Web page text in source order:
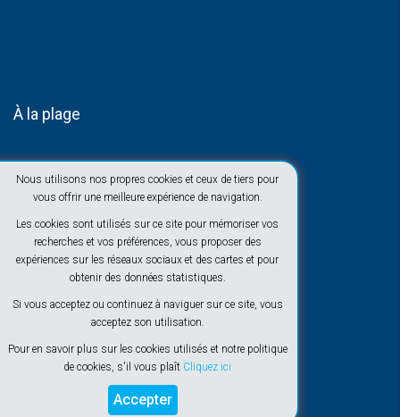
Nous utilisons nos propres cookies et ceux de tiers pour
vous offrir une meilleure expérience de navigation.
Les cookies sont utilisés sur ce site pour mémoriser vos
recherches et vos préférences, vous proposer des
expériences sur les réseaux sociaux et des cartes et pour
obtenir des données statistiques.
Si vous acceptez ou continuez à naviguer sur ce site, vous
acceptez son utilisation.
Pour en savoir plus sur les cookies utilisés et notre politique
de cookies, s'il vous plaît Cliquez ici
Accepter
À la plage